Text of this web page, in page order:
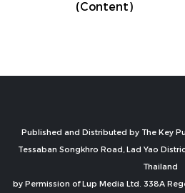
(Content)
Published and Distributed by The Key
Tessaban Songkhro Road, Lad Yao
Thailand
by Permission of Lup Media Ltd. 338A